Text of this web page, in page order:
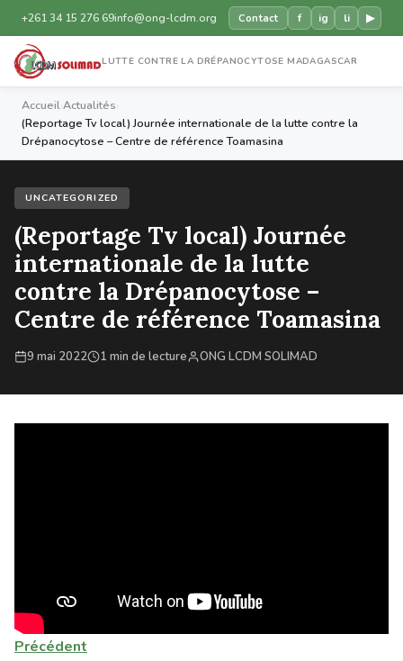
+261 34 15 276 69info@ong-lcdm.org Contact f ig li ▶
LUTTE CONTRE LA DRÉPANOCYTOSE MADAGASCAR
AccueilActualités
(Reportage Tv local) Journée internationale de la lutte contre la
Drépanocytose – Centre de référence Toamasina
UNCATEGORIZED
(Reportage Tv local) Journée
internationale de la lutte
contre la Drépanocytose –
Centre de référence Toamasina
9 mai 2022 1 min de lecture ONG LCDM SOLIMAD
Précédent